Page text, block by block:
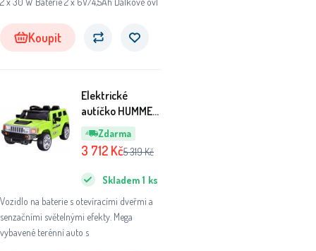
Koupit
Zdarma
Elektrické
autíčko HUMMER
s dálkovým
ovládáním
PA0135 Zelené
Vozidlo na baterie s otevíracími dveřmi a
senzačními světelnými efekty. Mega
vybavené terénní auto s
Skladem 1 ks
3 712 Kč5 319Kč